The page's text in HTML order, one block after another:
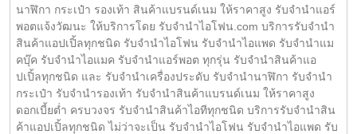
นาฬิกา กระเป๋า รองเท้า สินค้าแบรนด์เนม ให้ราคาสูง รับจำนำแอร์
พอตแจ้งวัฒนะ ให้บริการโดย รับจํานําไอโฟน.com บริการรับจำนำ
สินค้าแอปเปิ้ลทุกชนิด รับจำนำไอโฟน รับจำนำไอแพด รับจำนำแม
คบุ๊ค รับจำนำไอแมค รับจำนำแอร์พอต ทุกรุ่น รับจำนำสินค้าแอ
ปเปิ้ลทุกชนิด และ รับจำนำเครื่องประดับ รับจำนำนาฬิกา รับจำนำ
กระเป๋า รับจำนำรองเท้า รับจำนำสินค้าแบรนด์เนม ให้ราคาสูง
ดอกเบี้ยต่ำ ครบวงจร รับจำนำสินค้าไอทีทุกชนิด บริการรับจำนำสิน
ค้าแอปเปิ้ลทุกชนิด ไม่ว่าจะเป็น รับจำนำไอโฟน รับจำนำไอแพด รับ